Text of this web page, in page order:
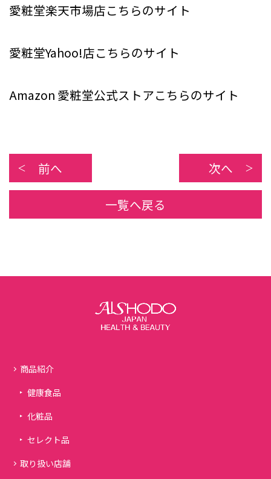
愛粧堂楽天市場店こちらのサイト
愛粧堂Yahoo!店こちらのサイト
Amazon 愛粧堂公式ストアこちらのサイト
前へ 次へ
一覧へ戻る
商品紹介
健康食品
化粧品
セレクト品
取り扱い店舗